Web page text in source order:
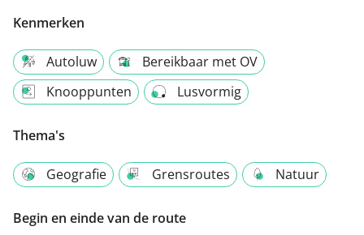
Kenmerken
Autoluw
Bereikbaar met OV
Knooppunten
Lusvormig
Thema's
Geografie Grensroutes Natuur
Begin en einde van de route